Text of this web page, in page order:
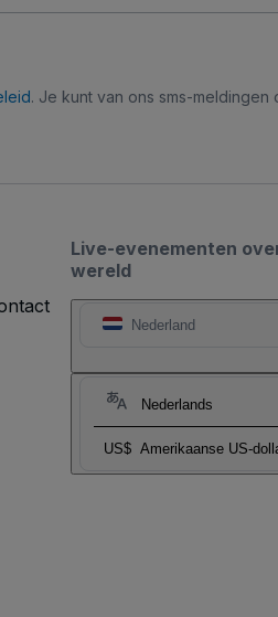
. Je kunt van ons sms-meldingen
Live-evenementen
wereld
Nederland
Nederlands
US$ Amerikaanse US-